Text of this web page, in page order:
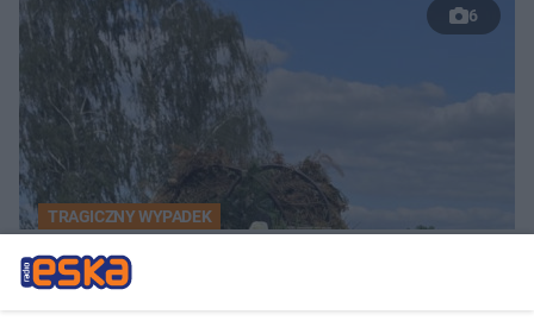
6
TRAGICZNY WYPADEK
Białe kwiaty na grobie 11-letniego Wojtusia.
Chłopiec zginął w zderzeniu z kombajnem